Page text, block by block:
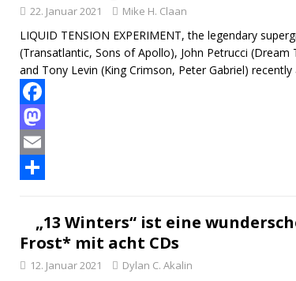
o
k
d
o
n
ll
e
n
22. Januar 2021 Mike H. Claan
LIQUID TENSION EXPERIMENT, the legendary
(Transatlantic, Sons of Apollo), John Petrucci
and Tony Levin (King Crimson, Peter Gabriel)
F
a
o
o
M
a
o
d
E
i
l
i
l
„13 Winters“ ist eine
Frost* mit acht CDs
12. Januar 2021 Dylan C. Akalin